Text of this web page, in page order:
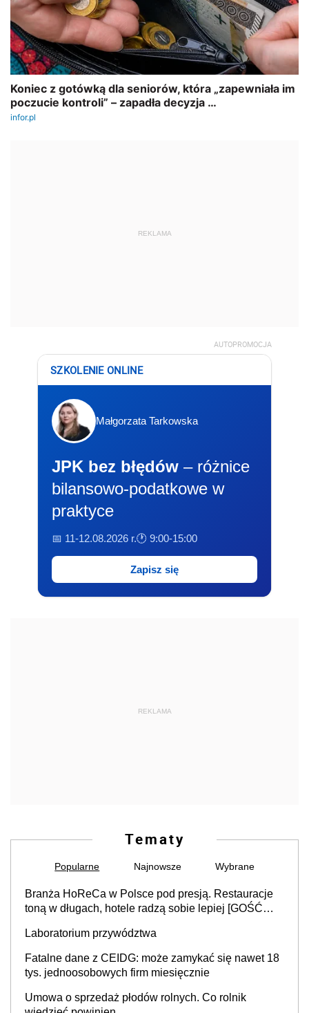
REKLAMA
AUTOPROMOCJA
SZKOLENIE ONLINE
Małgorzata Tarkowska
JPK bez błędów – różnice
bilansowo-podatkowe w
praktyce
📅 11-12.08.2026 r.🕐 9:00-15:00
Zapisz się
REKLAMA
Tematy
Popularne Najnowsze Wybrane
Branża HoReCa w Polsce pod presją. Restauracje
toną w długach, hotele radzą sobie lepiej [GOŚĆ
Laboratorium przywództwa
Fatalne dane z CEIDG: może zamykać się nawet 18
tys. jednoosobowych firm miesięcznie
Umowa o sprzedaż płodów rolnych. Co rolnik